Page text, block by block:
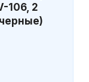
106, 2